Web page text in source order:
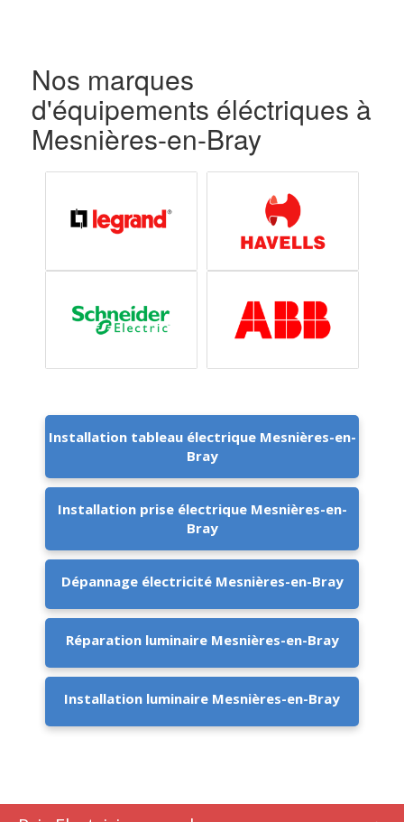
Nos marques
d'équipements éléctriques à
Mesnières-en-Bray
Installation tableau électrique Mesnières-en-
Bray
Installation prise électrique Mesnières-en-
Bray
Dépannage électricité Mesnières-en-Bray
Réparation luminaire Mesnières-en-Bray
Installation luminaire Mesnières-en-Bray